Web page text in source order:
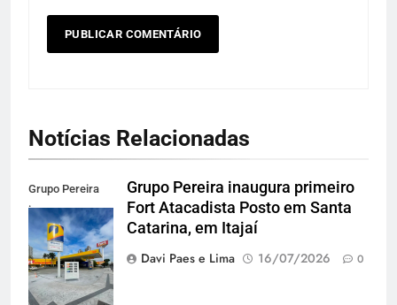
Notícias Relacionadas
Grupo Pereira
inaugura o
primeiro Posto
Fort Atacadista
em SC, em Itajaí
Grupo Pereira inaugura primeiro
Fort Atacadista Posto em Santa
Catarina, em Itajaí
Davi Paes e Lima
16/07/2026 0